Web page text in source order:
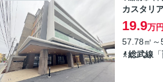
カスタリ
19.9万
57.78㎡～
総武線 「